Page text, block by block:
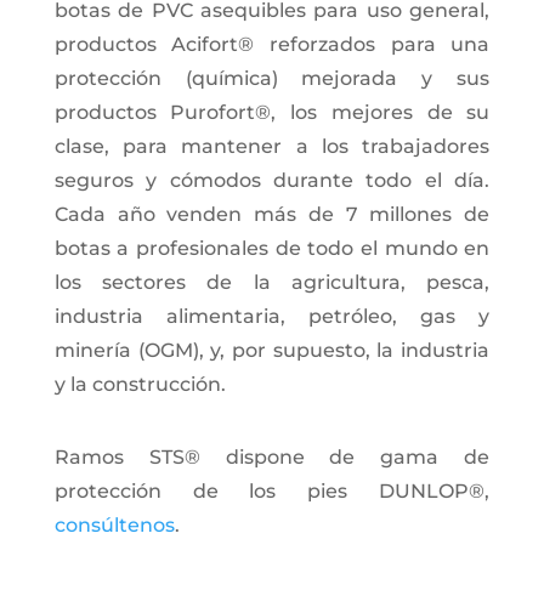
botas de PVC asequibles para uso general,
productos Acifort® reforzados para una
protección (química) mejorada y sus
productos Purofort®, los mejores de su
clase, para mantener a los trabajadores
seguros y cómodos durante todo el día.
Cada año venden más de 7 millones de
botas a profesionales de todo el mundo en
los sectores de la agricultura, pesca,
industria alimentaria, petróleo, gas y
minería (OGM), y, por supuesto, la industria
y la construcción.
Ramos STS® dispone de gama de
protección de los pies DUNLOP®,
consúltenos.